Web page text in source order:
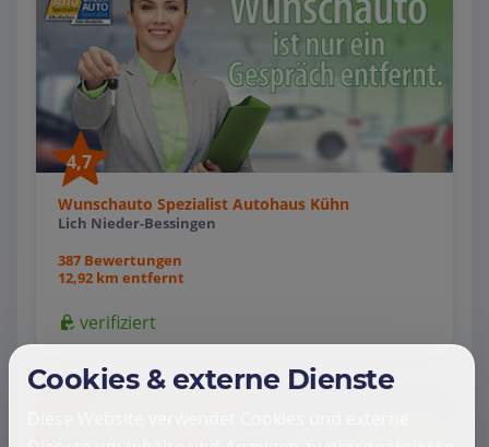
4,7
Wunschauto Spezialist Autohaus Kühn
Lich Nieder-Bessingen
387 Bewertungen
12,92 km entfernt
verifiziert
Cookies & externe Dienste